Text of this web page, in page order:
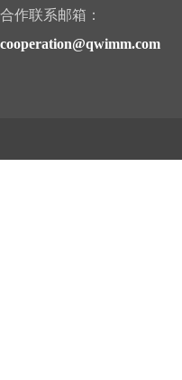
合作联系邮箱：
cooperation@qwimm.com